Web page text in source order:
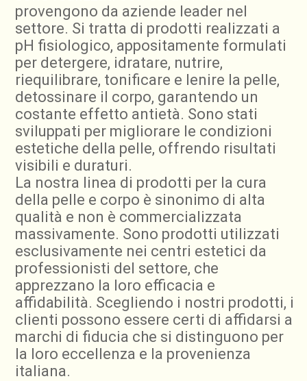
provengono da aziende leader nel
settore. Si tratta di prodotti realizzati a
pH fisiologico, appositamente formulati
per detergere, idratare, nutrire,
riequilibrare, tonificare e lenire la pelle,
detossinare il corpo, garantendo un
costante effetto antietà. Sono stati
sviluppati per migliorare le condizioni
estetiche della pelle, offrendo risultati
visibili e duraturi.
La nostra linea di prodotti per la cura
della pelle e corpo è sinonimo di alta
qualità e non è commercializzata
massivamente. Sono prodotti utilizzati
esclusivamente nei centri estetici da
professionisti del settore, che
apprezzano la loro efficacia e
affidabilità. Scegliendo i nostri prodotti, i
clienti possono essere certi di affidarsi a
marchi di fiducia che si distinguono per
la loro eccellenza e la provenienza
italiana.